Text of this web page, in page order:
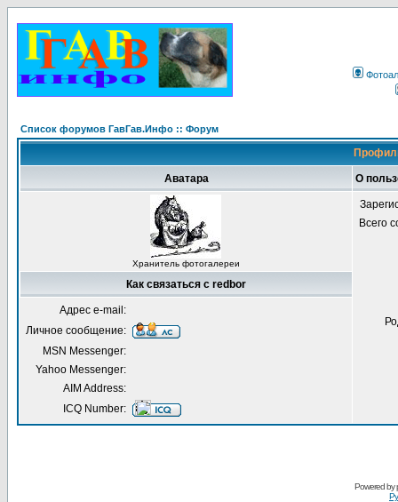
Список форумов ГавГав.Инфо :: Форум
Аватара О
Хранитель фотогалереи
Всего
Как связаться с redbor
Адрес e-mail:
Личное сообщение:
MSN Messenger:
Yahoo Messenger:
AIM Address:
ICQ Number:
Powered by